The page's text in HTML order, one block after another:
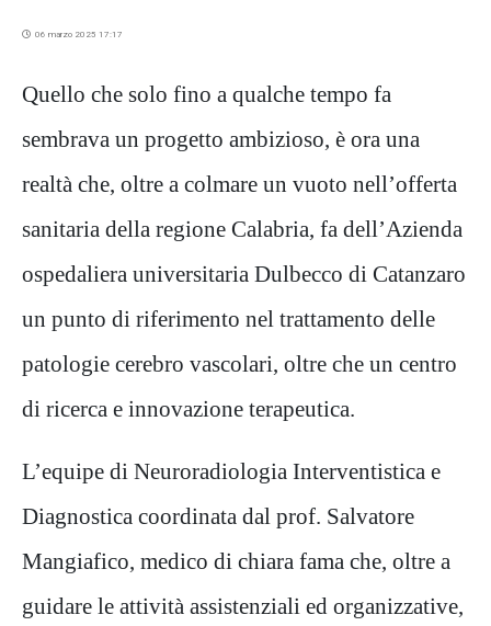
06 marzo 2025 17:17
Quello che solo fino a qualche tempo fa
sembrava un progetto ambizioso, è ora una
realtà che, oltre a colmare un vuoto nell’offerta
sanitaria della regione Calabria, fa dell’Azienda
ospedaliera universitaria Dulbecco di Catanzaro
un punto di riferimento nel trattamento delle
patologie cerebro vascolari, oltre che un centro
di ricerca e innovazione terapeutica.
L’equipe di Neuroradiologia Interventistica e
Diagnostica coordinata dal prof. Salvatore
Mangiafico, medico di chiara fama che, oltre a
guidare le attività assistenziali ed organizzative,